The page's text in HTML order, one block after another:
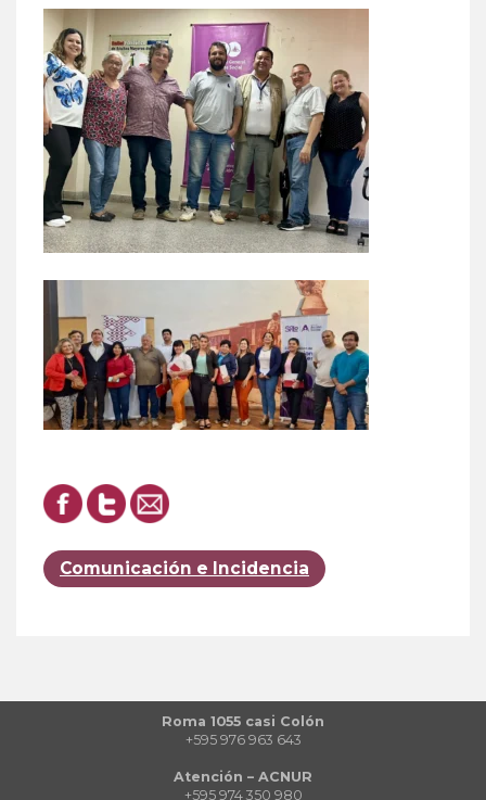
Comunicación e Incidencia
Roma 1055 casi Colón
+595 976 963 643
Atención – ACNUR
+595 974 350 980